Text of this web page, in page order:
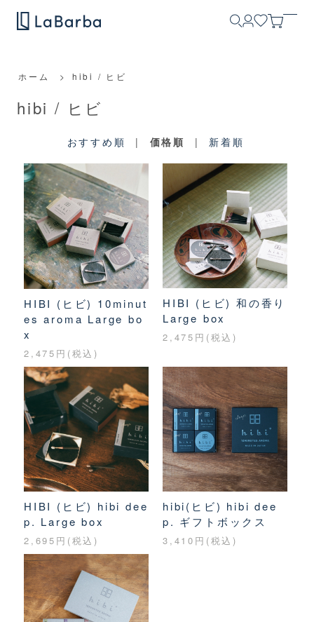
ホーム > hibi / ヒビ
hibi / ヒビ
おすすめ順 | 価格順 | 新着順
HIBI (ヒビ) 10minut
es aroma Large bo
x
2,475円(税込)
HIBI (ヒビ) 和の香り
Large box
2,475円(税込)
HIBI (ヒビ) hibi dee
p. Large box
2,695円(税込)
hibi(ヒビ) hibi dee
p. ギフトボックス
3,410円(税込)